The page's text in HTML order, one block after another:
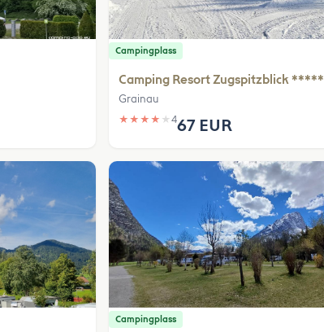
Campingplass
Camping Resort Zugspitzblick *****
Grainau
★ ★ ★ ★ ★ 467 EUR
Campingplass